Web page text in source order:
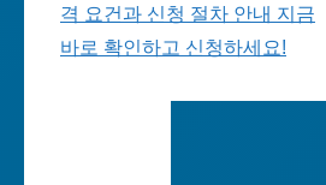
격 요건과 신청 절차 안내 지금
바로 확인하고 신청하세요!